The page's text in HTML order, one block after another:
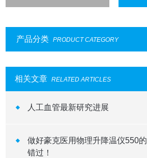
产品分类 PRODUCT CATEGORY
相关文章 RELATED ARTICLES
人工血管最新研究进展
做好豪克医用物理升降温仪550
错过！